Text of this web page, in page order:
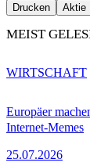
Drucken Aktie
MEIST
Europäer
Internet-Memes
25.07.2026
WIRTSCHAFT